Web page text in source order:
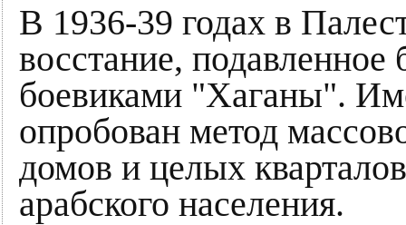
В 1936-39 годах в
восстание,
боевиками "Хаганы".
опробован метод
домов и целых
арабского населения.